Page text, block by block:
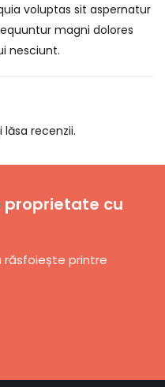
voluptas sit aspernatur
magni dolores
nesciunt.
recenzii.
proprietate cu
răsfoiește printre